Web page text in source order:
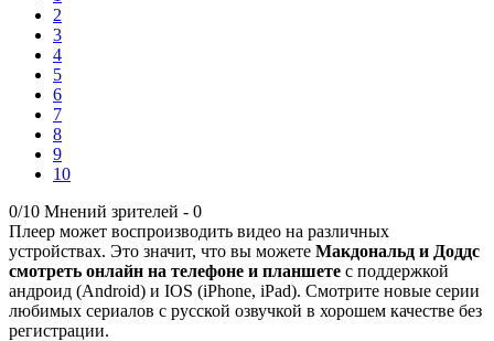
2
3
4
5
6
7
8
9
10
0/10 Мнений зрителей - 0
Плеер может воспроизводить видео на различных
устройствах. Это значит, что вы можете Макдональд и Доддс
смотреть онлайн на телефоне и планшете с поддержкой
андроид (Android) и IOS (iPhone, iPad). Смотрите новые серии
любимых сериалов с русской озвучкой в хорошем качестве без
регистрации.